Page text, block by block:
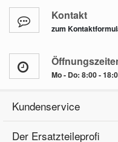
Kontakt
zum
Mo - Do: 8:00 -
Kundenservice
Der Ersatzteileprofi